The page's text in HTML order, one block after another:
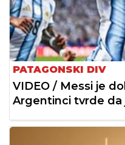
PATAGONSKI DIV
VIDEO / Messi je
Argentinci tvrde da